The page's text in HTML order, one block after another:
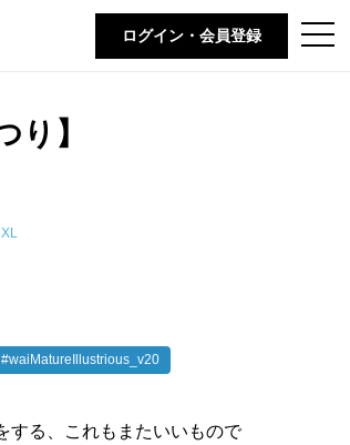
t
o
ログイン・会員登録
り】
#waiMatureIllustrious_v20
する、これもまたいいもので